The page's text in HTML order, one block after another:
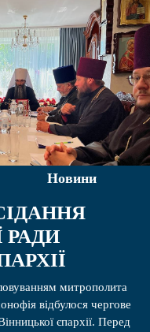
Новини
РАДИ
митрополита
відбулося чергове
єпархії. Перед